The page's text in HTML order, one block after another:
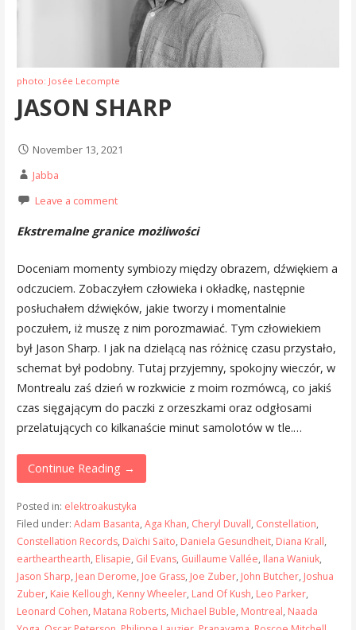
photo: Josée Lecompte
JASON SHARP
November 13, 2021
Jabba
Leave a comment
Ekstremalne granice możliwości
Doceniam momenty symbiozy między obrazem, dźwiękiem a
odczuciem. Zobaczyłem człowieka i okładkę, następnie
posłuchałem dźwięków, jakie tworzy i momentalnie
poczułem, iż muszę z nim porozmawiać. Tym człowiekiem
był Jason Sharp. I jak na dzielącą nas różnicę czasu przystało,
schemat był podobny. Tutaj przyjemny, spokojny wieczór, w
Montrealu zaś dzień w rozkwicie z moim rozmówcą, co jakiś
czas sięgającym do paczki z orzeszkami oraz odgłosami
przelatujących co kilkanaście minut samolotów w tle.…
Continue Reading →
Posted in: elektroakustyka
Filed under: Adam Basanta, Aga Khan, Cheryl Duvall, Constellation,
Constellation Records, Daïchi Saïto, Daniela Gesundheit, Diana Krall,
earthearthearth, Elisapie, Gil Evans, Guillaume Vallée, Ilana Waniuk,
Jason Sharp, Jean Derome, Joe Grass, Joe Zuber, John Butcher, Joshua
Zuber, Kaie Kellough, Kenny Wheeler, Land Of Kush, Leo Parker,
Leonard Cohen, Matana Roberts, Michael Buble, Montreal, Naada